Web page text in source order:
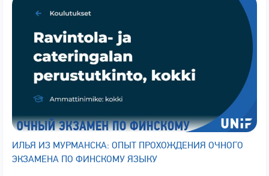
ИЛЬЯ ИЗ МУРМАНСКА: ОПЫТ ПРОХОЖДЕНИЯ ОЧНОГО
ЭКЗАМЕНА ПО ФИНСКОМУ ЯЗЫКУ